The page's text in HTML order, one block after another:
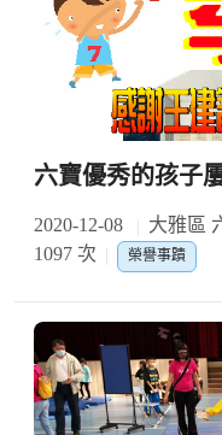
六寶優秀的孩子
2020-12-08 大雅區
1097 次
榮譽事蹟